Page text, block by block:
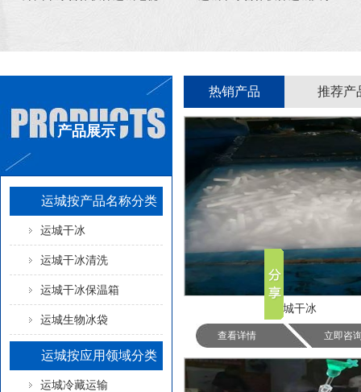
产品展示
运城按产品名称分类
运城干冰
运城干冰清洗
运城干冰保温箱
运城生物冰袋
运城按应用领域分类
运城冷藏运输
热销产品 推荐产
运城干冰
查看详情 立即咨